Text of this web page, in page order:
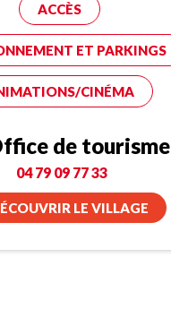
ACCÈS
ET PARKINGS
CINÉMA
de tourisme
04 79 09 77 33
LE VILLAGE